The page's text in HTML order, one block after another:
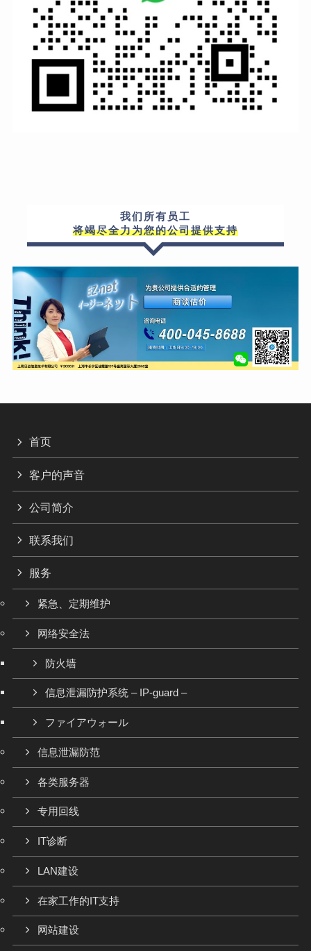
我们所有员工
将竭尽全力为您的公司提供支持
首页
客户的声音
公司简介
联系我们
服务
紧急、定期维护
网络安全法
防火墙
信息泄漏防护系统 – IP-guard –
ファイアウォール
信息泄漏防范
各类服务器
专用回线
IT诊断
LAN建设
在家工作的IT支持
网站建设